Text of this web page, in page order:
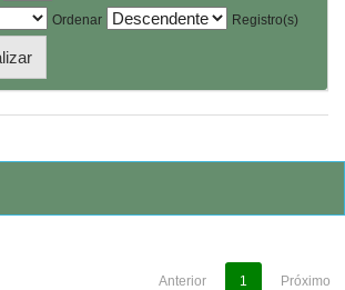
Ordenar
Registro(s)
Anterior 1 Próximo